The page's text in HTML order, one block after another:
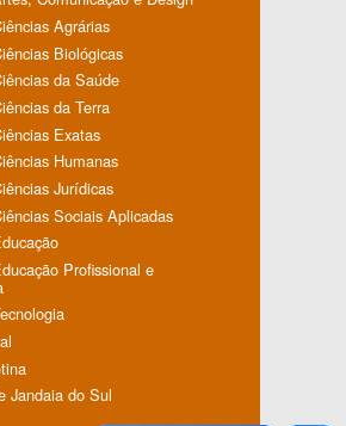
Agrárias
Biológicas
da Saúde
da Terra
Exatas
Humanas
Jurídicas
Sociais Aplicadas
Profissional e
Jandaia do Sul